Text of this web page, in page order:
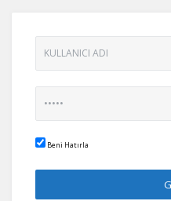
Beni Hatırla